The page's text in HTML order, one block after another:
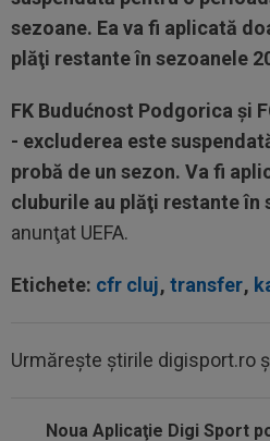
sezoane. Ea va fi aplicată
plăţi restante în sezoanele
FK Budućnost Podgorica şi
- excluderea este
probă de un sezon. Va fi
cluburile au plăţi restante în
anunţat UEFA.
Etichete: cfr cluj, transfer,
Urmărește știrile digisport.ro
Noua Aplicaţie Digi Sport
12:49 "Telenovela" Ferran